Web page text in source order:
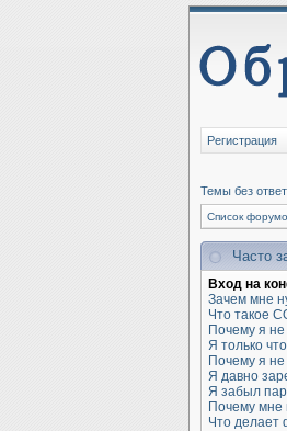
Регистрация
Темы без
Список
Часто
Вход на
Зачем мне
Что такое
Почему я не
Я только
Почему я не
Я давно
Я забыл
Почему мне
Что делает